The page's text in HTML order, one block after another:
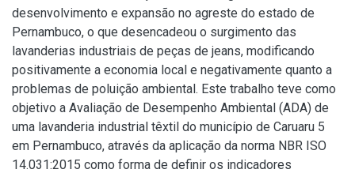
desenvolvimento e expansão no agreste do estado de
Pernambuco, o que desencadeou o surgimento das
lavanderias industriais de peças de jeans, modificando
positivamente a economia local e negativamente quanto a
problemas de poluição ambiental. Este trabalho teve como
objetivo a Avaliação de Desempenho Ambiental (ADA) de
uma lavanderia industrial têxtil do município de Caruaru 5
em Pernambuco, através da aplicação da norma NBR ISO
14.031:2015 como forma de definir os indicadores